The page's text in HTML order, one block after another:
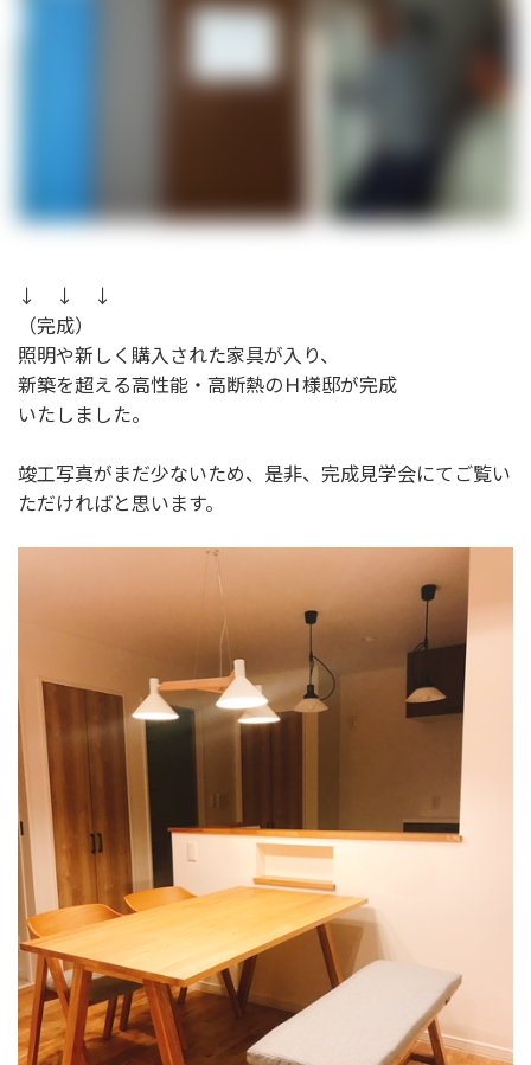
↓ ↓ ↓
（完成）
照明や新しく購入された家具が入り、
新築を超える高性能・高断熱のＨ様邸が完成
いたしました。
竣工写真がまだ少ないため、是非、完成見学会にてご覧い
ただければと思います。